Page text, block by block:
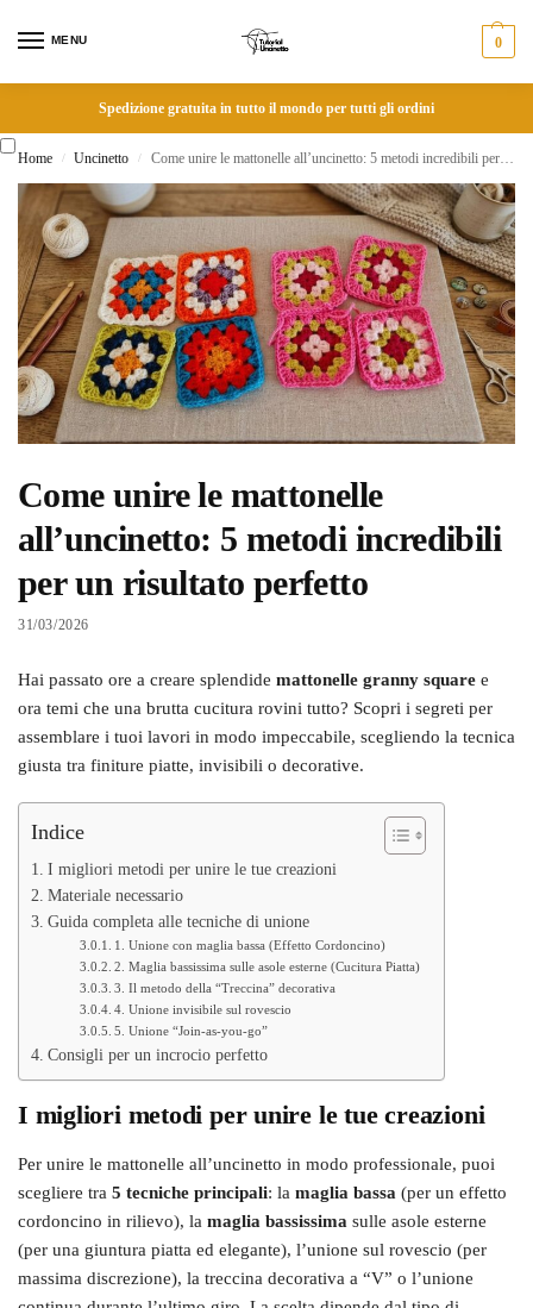
MENU 0
Spedizione gratuita in tutto il mondo per tutti gli ordini
Home / Uncinetto / Come unire le mattonelle all’uncinetto: 5 metodi incredibili per un risultato perfetto
Come unire le mattonelle
all’uncinetto: 5 metodi incredibili
per un risultato perfetto
31/03/2026
Hai passato ore a creare splendide mattonelle granny square e
ora temi che una brutta cucitura rovini tutto? Scopri i segreti per
assemblare i tuoi lavori in modo impeccabile, scegliendo la tecnica
giusta tra finiture piatte, invisibili o decorative.
Indice
I migliori metodi per unire le tue creazioni
Materiale necessario
Guida completa alle tecniche di unione
1. Unione con maglia bassa (Effetto Cordoncino)
2. Maglia bassissima sulle asole esterne (Cucitura Piatta)
3. Il metodo della “Treccina” decorativa
4. Unione invisibile sul rovescio
5. Unione “Join-as-you-go”
Consigli per un incrocio perfetto
I migliori metodi per unire le tue creazioni
Per unire le mattonelle all’uncinetto in modo professionale, puoi
scegliere tra 5 tecniche principali: la maglia bassa (per un effetto
cordoncino in rilievo), la maglia bassissima sulle asole esterne
(per una giuntura piatta ed elegante), l’unione sul rovescio (per
massima discrezione), la treccina decorativa a “V” o l’unione